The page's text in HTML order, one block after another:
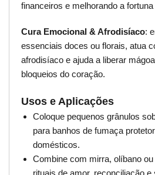
financeiros e melhorando a
Cura Emocional & Afrodisíaco:
essenciais doces ou florais, atua
afrodisíaco e ajuda a liberar
bloqueios do coração.
Usos e Aplicações
Coloque pequenos grânulos
para banhos de fumaça
domésticos.
Combine com mirra, olíbano